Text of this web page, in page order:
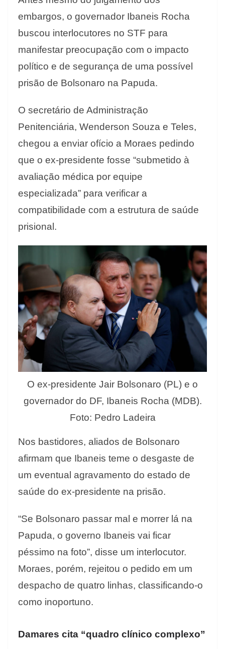
embargos, o governador Ibaneis Rocha
buscou interlocutores no STF para
manifestar preocupação com o impacto
político e de segurança de uma possível
prisão de Bolsonaro na Papuda.
O secretário de Administração
Penitenciária, Wenderson Souza e Teles,
chegou a enviar ofício a Moraes pedindo
que o ex-presidente fosse “submetido à
avaliação médica por equipe
especializada” para verificar a
compatibilidade com a estrutura de saúde
prisional.
O ex-presidente Jair Bolsonaro (PL) e o
governador do DF, Ibaneis Rocha (MDB).
Foto: Pedro Ladeira
Nos bastidores, aliados de Bolsonaro
afirmam que Ibaneis teme o desgaste de
um eventual agravamento do estado de
saúde do ex-presidente na prisão.
“Se Bolsonaro passar mal e morrer lá na
Papuda, o governo Ibaneis vai ficar
péssimo na foto”, disse um interlocutor.
Moraes, porém, rejeitou o pedido em um
despacho de quatro linhas, classificando-o
como inoportuno.
Damares cita “quadro clínico complexo”